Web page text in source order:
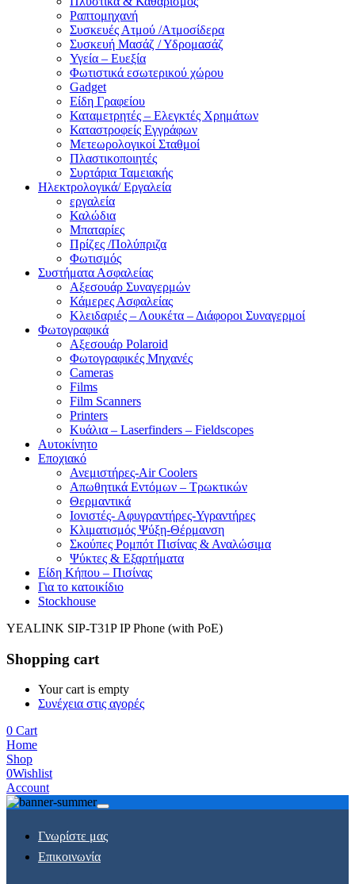
Ραπτομηχανή
Συσκευές Ατμού /Ατμοσίδερα
Συσκευή Μασάζ / Υδρομασάζ
Υγεία – Ευεξία
Φωτιστικά εσωτερικού χώρου
Gadget
Είδη Γραφείου
Καταμετρητές – Ελεγκτές Χρημάτων
Καταστροφείς Εγγράφων
Μετεωρολογικοί Σταθμοί
Πλαστικοποιητές
Συρτάρια Ταμειακής
Ηλεκτρολογικά/ Εργαλεία
εργαλεία
Καλώδια
Μπαταρίες
Πρίζες /Πολύπριζα
Φωτισμός
Συστήματα Ασφαλείας
Αξεσουάρ Συναγερμών
Κάμερες Ασφαλείας
Κλειδαριές – Λουκέτα – Διάφοροι Συναγερμοί
Φωτογραφικά
Αξεσουάρ Polaroid
Φωτογραφικές Μηχανές
Cameras
Films
Film Scanners
Printers
Κυάλια – Laserfinders – Fieldscopes
Αυτοκίνητο
Εποχιακό
Ανεμιστήρες-Air Coolers
Απωθητικά Εντόμων – Τρωκτικών
Θερμαντικά
Ιονιστές- Αφυγραντήρες-Υγραντήρες
Κλιματισμός Ψύξη-Θέρμανση
Σκούπες Ρομπότ Πισίνας & Αναλώσιμα
Ψύκτες & Εξαρτήματα
Είδη Κήπου – Πισίνας
Για το κατοικίδιο
Stockhouse
YEALINK SIP-T31P IP Phone (with PoE)
Shopping cart
Your cart is empty
Συνέχεια στις αγορές
0 Cart
Home
Shop
0Wishlist
Account
Γνωρίστε μας
Επικοινωνία